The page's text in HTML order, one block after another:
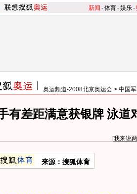
新闻 -体育-娱乐-
奥运频道-2008北京奥运会 > 中国
有差距满意获银牌 泳道
[我来说
来源：搜狐体育